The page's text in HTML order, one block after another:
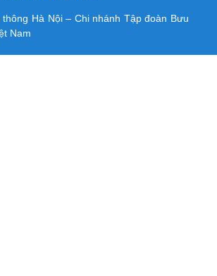
Hà Nội – Chi nhánh Tập đoàn Bưu
Nam